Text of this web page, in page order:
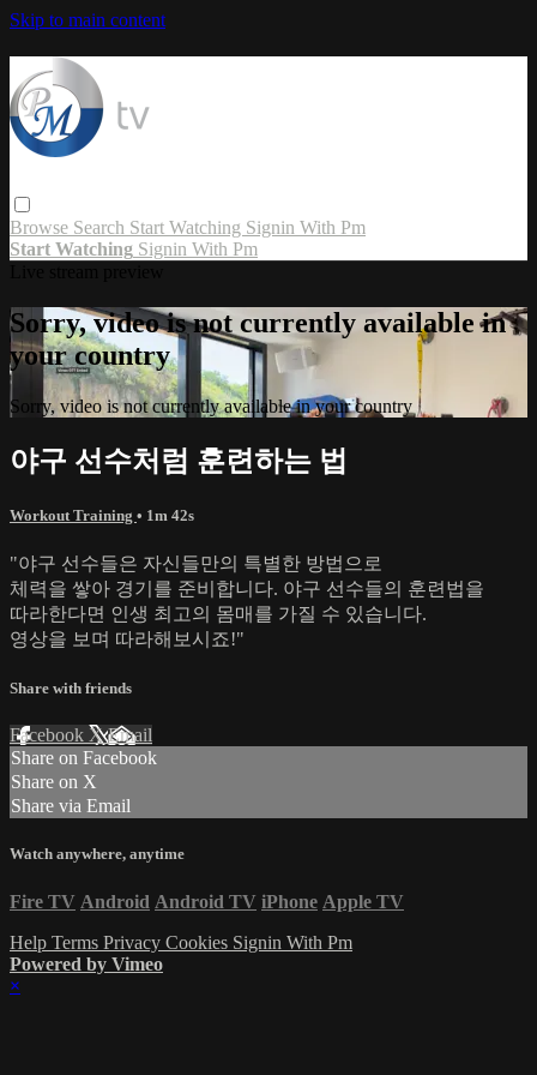
Skip to main content
Browse Search Start Watching Signin With Pm
Start Watching Signin With Pm
Sorry, video is not currently available in
your country
Sorry, video is not currently available in your country
야구 선수처럼 훈련하는 법
Workout Training • 1m 42s
"야구 선수들은 자신들만의 특별한 방법으로
체력을 쌓아 경기를 준비합니다. 야구 선수들의 훈련법을
따라한다면 인생 최고의 몸매를 가질 수 있습니다.
영상을 보며 따라해보시죠!"
Share with friends
Facebook XEmail
Share on Facebook
Share on X
Share via Email
Watch anywhere, anytime
Fire TV Android Android TV iPhone Apple TV
Help Terms Privacy Cookies Signin With Pm
Powered by Vimeo
×